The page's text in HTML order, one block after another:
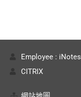
Employee : iNotes
CITRIX